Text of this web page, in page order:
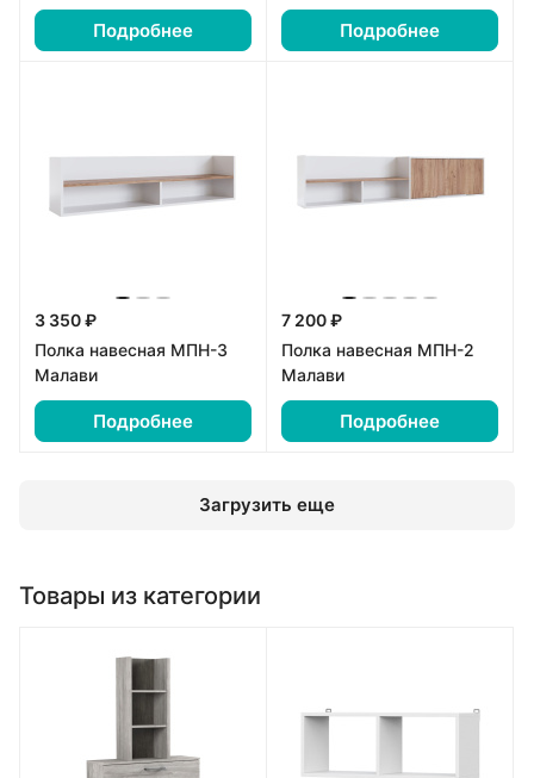
Подробнее Подробнее
3 350 ₽
Полка навесная МПН-3
Малави
Подробнее
7 200 ₽
Полка навесная МПН-2
Малави
Подробнее
Загрузить еще
Товары из категории